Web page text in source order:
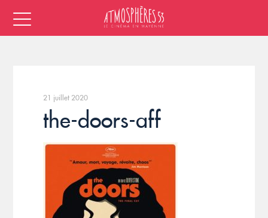
21 juillet 2020
the-doors-aff